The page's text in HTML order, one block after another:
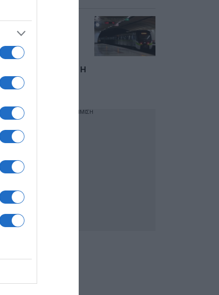
Κλείνουν
νωρίτερα από την
Ευαγγελισμός και
Μέγαρο Μουσικής – Η
της
ΣΤΑΣΥ
ΔΙΑΦΗΜΙΣΗ